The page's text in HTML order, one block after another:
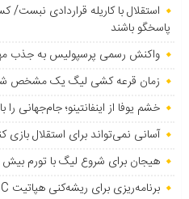
استقلال با کاریله قراردادی
پاسخگو باشند
واکنش رسمی پرسپولیس به جذب
زمان قرعه کشی لیگ یک مشخص
خشم یوفا از اینفانتینو؛ جام‌جهانی
آسانی نمی‌تواند برای استقلال بازی
هیجان برای شروع لیگ با تورم بیش از
برنامه‌ریزی برای ریشه‌کنی هپاتیت C تا سال ۲۰۳۰